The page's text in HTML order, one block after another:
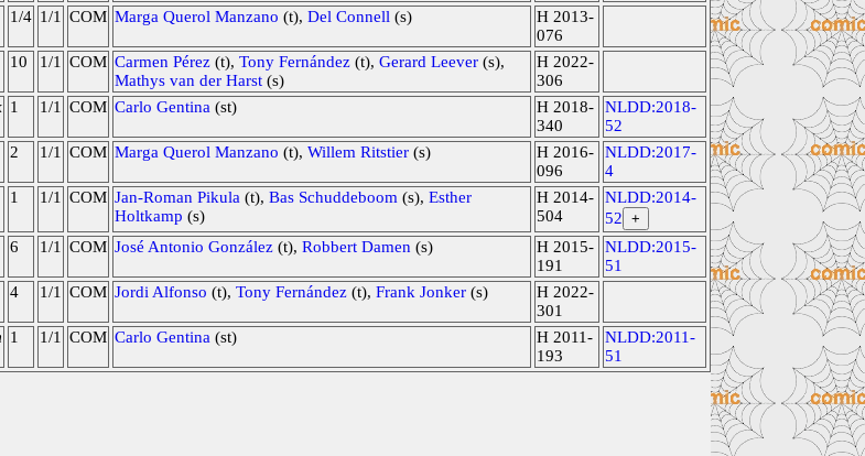
1/4 1/1 COM Marga Querol Manzano (t), Del Connell (s)
H 2013-
076
10 1/1 COM Carmen Pérez (t), Tony Fernández (t), Gerard Leever (s),
Mathys van der Harst (s)
H 2022-
306
1 1/1 COM Carlo Gentina (st)
H 2018-
340
NLDD:2018-
52
2 1/1 COM Marga Querol Manzano (t), Willem Ritstier (s)
H 2016-
096
NLDD:2017-
4
1 1/1 COM Jan-Roman Pikula (t), Bas Schuddeboom (s), Esther
Holtkamp (s)
H 2014-
504
NLDD:2014-
52 +
6 1/1 COM José Antonio González (t), Robbert Damen (s)
H 2015-
191
NLDD:2015-
51
4 1/1 COM Jordi Alfonso (t), Tony Fernández (t), Frank Jonker (s)
H 2022-
301
1 1/1 COM Carlo Gentina (st)
H 2011-
193
NLDD:2011-
51